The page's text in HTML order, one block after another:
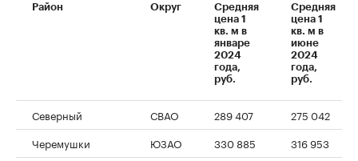
Район Округ
Средняя
цена 1
кв. м в
январе
2024
года,
руб.
Средняя
цена 1
кв. м в
июне
2024
года,
руб.
Северный СВАО 289 407
275 042
Черемушки
ЮЗАО 330 885
316 953